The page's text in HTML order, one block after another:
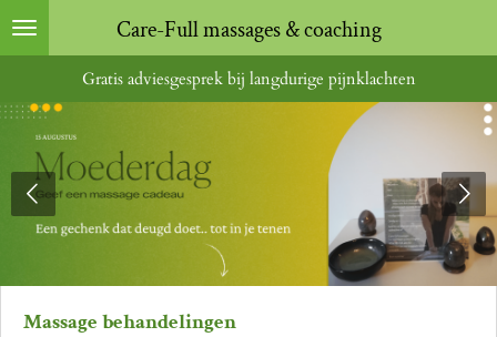
Ga
direct
de
hoofdinhoud
Care-Full massages & coaching
Gratis adviesgesprek bij langdurige pijnklachten
Massage behandelingen